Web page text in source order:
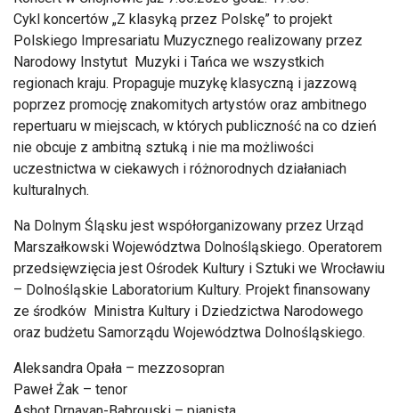
Cykl koncertów „Z klasyką przez Polskę” to projekt
Polskiego Impresariatu Muzycznego realizowany przez
Narodowy Instytut Muzyki i Tańca we wszystkich
regionach kraju. Propaguje muzykę klasyczną i jazzową
poprzez promocję znakomitych artystów oraz ambitnego
repertuaru w miejscach, w których publiczność na co dzień
nie obcuje z ambitną sztuką i nie ma możliwości
uczestnictwa w ciekawych i różnorodnych działaniach
kulturalnych.
Na Dolnym Śląsku jest współorganizowany przez Urząd
Marszałkowski Województwa Dolnośląskiego. Operatorem
przedsięwzięcia jest Ośrodek Kultury i Sztuki we Wrocławiu
– Dolnośląskie Laboratorium Kultury. Projekt finansowany
ze środków Ministra Kultury i Dziedzictwa Narodowego
oraz budżetu Samorządu Województwa Dolnośląskiego.
Aleksandra Opała – mezzosopran
Paweł Żak – tenor